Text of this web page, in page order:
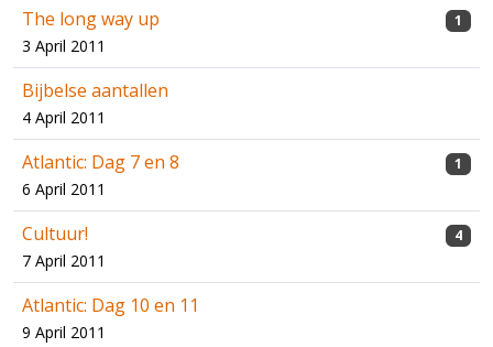
The long way up
3 April 2011
1
Bijbelse aantallen
4 April 2011
Atlantic: Dag 7 en 8
6 April 2011
1
Cultuur!
7 April 2011
4
Atlantic: Dag 10 en 11
9 April 2011